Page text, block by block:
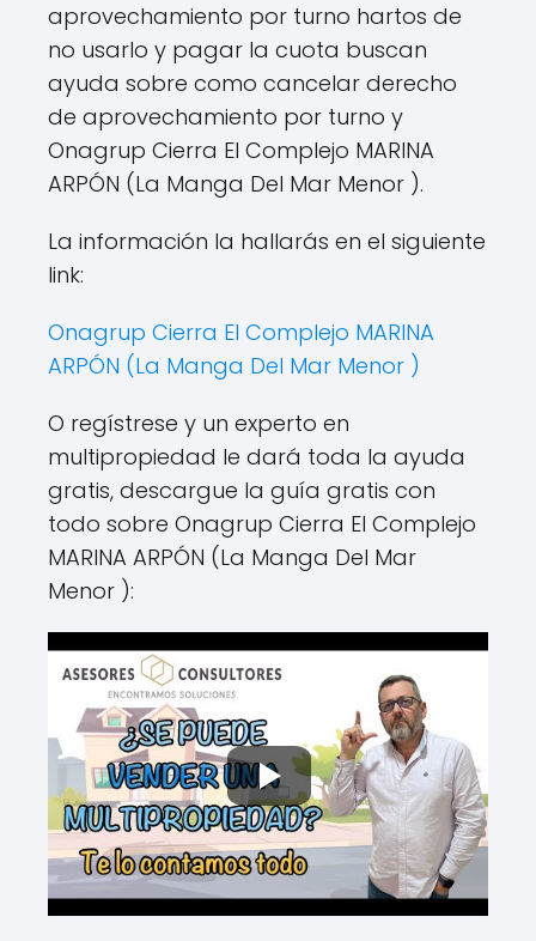
aprovechamiento por turno hartos de
no usarlo y pagar la cuota buscan
ayuda sobre como cancelar derecho
de aprovechamiento por turno y
Onagrup Cierra El Complejo MARINA
ARPÓN (La Manga Del Mar Menor ).
La información la hallarás en el siguiente
link:
Onagrup Cierra El Complejo MARINA
ARPÓN (La Manga Del Mar Menor )
O regístrese y un experto en
multipropiedad le dará toda la ayuda
gratis, descargue la guía gratis con
todo sobre Onagrup Cierra El Complejo
MARINA ARPÓN (La Manga Del Mar
Menor ):